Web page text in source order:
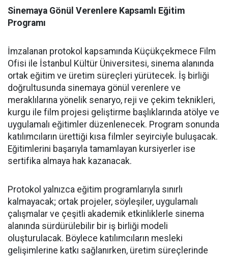
Sinemaya Gönül Verenlere Kapsamlı Eğitim
Programı
İmzalanan protokol kapsamında Küçükçekmece Film
Ofisi ile İstanbul Kültür Üniversitesi, sinema alanında
ortak eğitim ve üretim süreçleri yürütecek. İş birliği
doğrultusunda sinemaya gönül verenlere ve
meraklılarına yönelik senaryo, reji ve çekim teknikleri,
kurgu ile film projesi geliştirme başlıklarında atölye ve
uygulamalı eğitimler düzenlenecek. Program sonunda
katılımcıların ürettiği kısa filmler seyirciyle buluşacak.
Eğitimlerini başarıyla tamamlayan kursiyerler ise
sertifika almaya hak kazanacak.
Protokol yalnızca eğitim programlarıyla sınırlı
kalmayacak; ortak projeler, söyleşiler, uygulamalı
çalışmalar ve çeşitli akademik etkinliklerle sinema
alanında sürdürülebilir bir iş birliği modeli
oluşturulacak. Böylece katılımcıların mesleki
gelişimlerine katkı sağlanırken, üretim süreçlerinde